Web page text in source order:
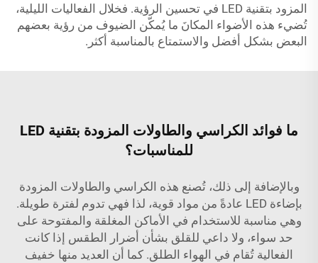
المزود بتقنية LED في تحسين الرؤية. فخلال الفعاليات الليلية،
تُضيء هذه الأضواء المكانَ ما يُمكّن الضيوف من رؤية بعضهم
البعض بشكل أفضل والاستمتاع بالمناسبة أكثر.
ما فوائد الكراسي والطاولات المزودة بتقنية LED
للمناسبات؟
وبالإضافة إلى ذلك، تُصنع هذه الكراسي والطاولات المزودة
بإضاءة LED عادةً من مواد قوية، لذا فهي تدوم لفترة طويلة.
وهي مناسبة للاستخدام في الأماكن المغلقة والمفتوحة على
حد سواء، ولا داعي للقلق بشأن أضرار الطقس إذا كانت
الفعالية تُقام في الهواء الطلق. كما أن العديد منها خفيف